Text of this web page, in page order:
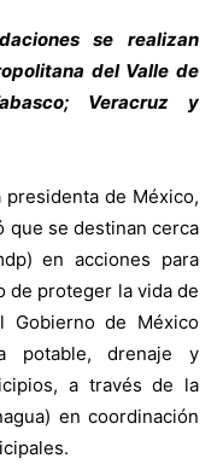
se realizan
del Valle de
Veracruz y
presidenta de México,
que se destinan cerca
en acciones para
de proteger la vida de
Gobierno de México
potable, drenaje y
a través de la
en coordinación